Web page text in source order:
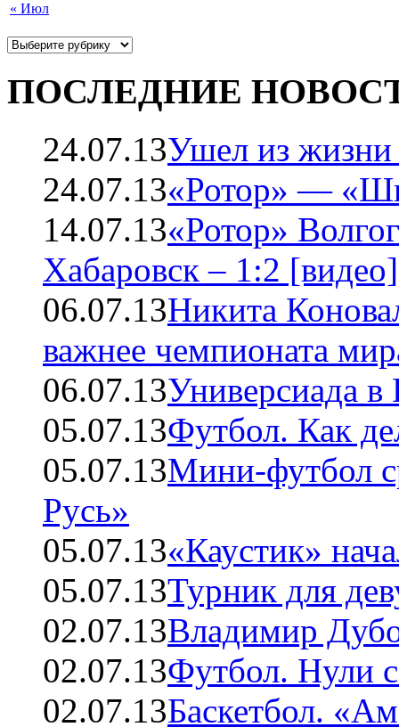
« Июл
ПОСЛЕДНИЕ
24.07.13Ушел из жизни
24.07.13«Ротор» —
14.07.13«Ротор»
Хабаровск – 1:2 [видео]
06.07.13Никита
важнее чемпионата
06.07.13Универсиада
05.07.13Футбол. Как
05.07.13Мини-футбол
Русь»
05.07.13«Каустик»
05.07.13Турник для
02.07.13Владимир
02.07.13Футбол. Нули
02.07.13Баскетбол.